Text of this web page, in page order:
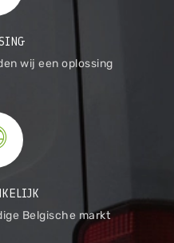
wij een oplossing
Belgische markt